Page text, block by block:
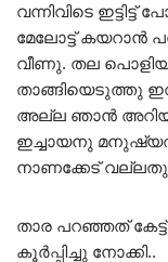
വന്നിവിടെ
മേലോട്ട് കയറാൻ
വീണു. തല
താങ്ങിയെടുത്തു
അല്ല ഞാൻ
ഇച്ചായനു
നാണക്കേട്
താര പറഞ്ഞത്
കൂർപ്പിച്ചു നോക്കി..